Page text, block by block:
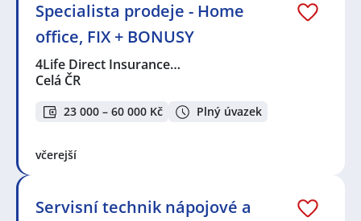
Specialista prodeje - Home
office, FIX + BONUSY
4Life Direct Insurance…
Celá ČR
23 000 – 60 000 Kč Plný úvazek
včerejší
Servisní technik nápojové a